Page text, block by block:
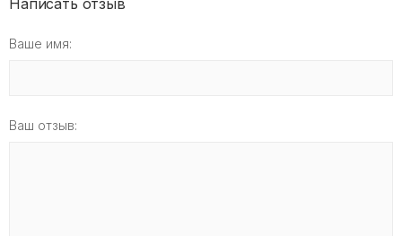
Ваше имя:
Ваш отзыв: